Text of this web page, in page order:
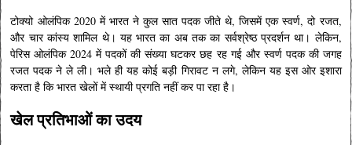
टोक्यो ओलंपिक 2020 में भारत ने कुल सात पदक जीते थे, जिसमें एक स्वर्ण, दो रजत,
और चार कांस्य शामिल थे। यह भारत का अब तक का सर्वश्रेष्ठ प्रदर्शन था। लेकिन,
पेरिस ओलंपिक 2024 में पदकों की संख्या घटकर छह रह गई और स्वर्ण पदक की जगह
रजत पदक ने ले ली। भले ही यह कोई बड़ी गिरावट न लगे, लेकिन यह इस ओर इशारा
करता है कि भारत खेलों में स्थायी प्रगति नहीं कर पा रहा है।
खेल प्रतिभाओं का उदय